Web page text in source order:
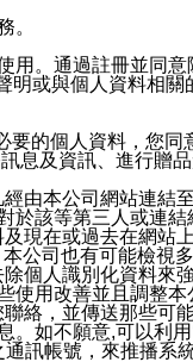
。
。通過註冊並同
或與個人資料相
的個人資料，您
息及資訊、進行贈
由本公司網站連結
該等第三人或連結
現在或過去在網站
公司也有可能檢視
個人識別化資料來
用改善並且調整本
絡，並傳送那些可
如不願意,可以利
訊帳號，來推播系